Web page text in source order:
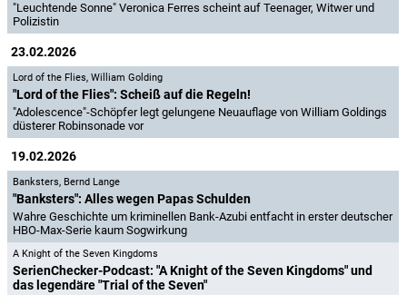
"Leuchtende Sonne" Veronica Ferres scheint auf Teenager, Witwer und
Polizistin
23.02.2026
Lord of the Flies, William Golding
"Lord of the Flies": Scheiß auf die Regeln!
"Adolescence"-Schöpfer legt gelungene Neuauflage von William Goldings
düsterer Robinsonade vor
19.02.2026
Banksters, Bernd Lange
"Banksters": Alles wegen Papas Schulden
Wahre Geschichte um kriminellen Bank-Azubi entfacht in erster deutscher
HBO-Max-Serie kaum Sogwirkung
A Knight of the Seven Kingdoms
SerienChecker-Podcast: "A Knight of the Seven Kingdoms" und
das legendäre "Trial of the Seven"